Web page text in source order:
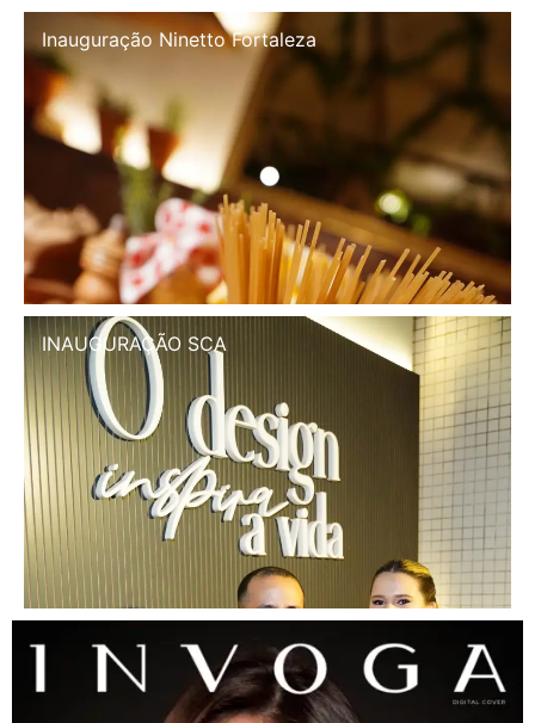
Inauguração Illa Café
INAUGURAÇÃO SCA